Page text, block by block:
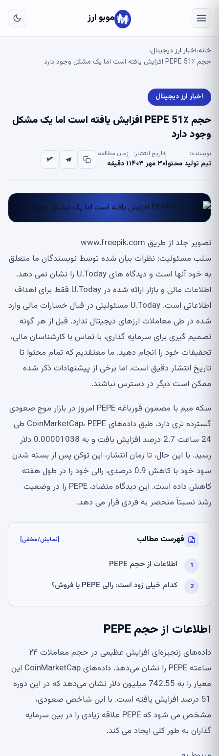
موبو ارز
خانه›اخبار ارز دیجیتال›
حجم PEPE 51٪ افزایش یافته است اما یک مشکل وجود دارد
اخبار ارز دیجیتال
حجم PEPE 51٪ افزایش یافته است اما یک مشکل
وجود دارد
نویسنده:
تیم تولید محتوا
تاریخ انتشار:
۳۰ مهر ۱۴۰۳
زمان مطالعه:
۱ دقیقه
تصویر جلد از طریق www.freepik.com
سلب مسئولیت: نظرات بیان شده توسط نویسندگان ما متعلق
به خود آنها است و دیدگاه های U.Today را نشان نمی دهد.
اطلاعات مالی و بازار ارائه شده در U.Today فقط برای اهداف
اطلاعاتی است. U.Today مسئولیتی در قبال خسارات مالی وارد
شده در طی معاملات ارزهای دیجیتال ندارد. قبل از هر گونه
تصمیم گیری برای سرمایه گذاری، با تماس با کارشناسان مالی،
تحقیقات خود را انجام دهید. ما معتقدیم که تمام محتوا تا
تاریخ انتشار دقیق است، اما برخی از پیشنهادات ذکر شده
ممکن است دیگر در دسترس نباشند.
سکه میم با مضمون قورباغه PEPE امروز در بازار موج صعودی
گسترده تری دارد. طبق داده‌های CoinMarketCap، PEPE طی
24 ساعت 2.7 درصد افزایش یافت و به 0.00001038 دلار
رسید. با این حال، تا زمان انتشار، این توکن پس از بسته شدن
سود خود با کاهش 0.9 درصدی، رالی خود را در طول هفته
کاهش داده است. این دیدگاه متضاد، PEPE را در وضعیت
رشد نسبتاً منحصر به فردی قرار می دهد.
فهرست مطالب [نمایش/مخفی]
اطلاعات از حجم PEPE
کدام خیلی زود است: رالی PEPE یا فروش؟
اطلاعات از حجم PEPE
داده‌های زنجیره‌ای افزایش عظیمی در حجم معاملات ۲۴
ساعته PEPE را نشان می‌دهد. داده‌های CoinMarketCap این
معیار را به 742.55 میلیون دلار نشان می‌دهد که در این دوره
51 درصد افزایش یافته است. با این شاخص صعودی،
مشخص می شود که PEPE علاقه زیادی را در بین سرمایه
گذاران به طور کلی ایجاد می کند.